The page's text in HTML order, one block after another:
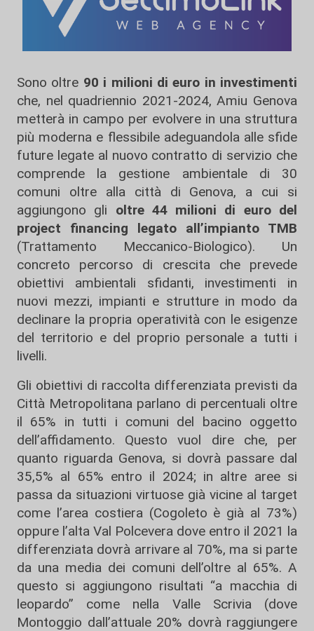
Sono oltre 90 i milioni di euro in investimenti
che, nel quadriennio 2021-2024, Amiu Genova
metterà in campo per evolvere in una struttura
più moderna e flessibile adeguandola alle sfide
future legate al nuovo contratto di servizio che
comprende la gestione ambientale di 30
comuni oltre alla città di Genova, a cui si
aggiungono gli oltre 44 milioni di euro del
project financing legato all’impianto TMB
(Trattamento Meccanico-Biologico). Un
concreto percorso di crescita che prevede
obiettivi ambientali sfidanti, investimenti in
nuovi mezzi, impianti e strutture in modo da
declinare la propria operatività con le esigenze
del territorio e del proprio personale a tutti i
livelli.
Gli obiettivi di raccolta differenziata previsti da
Città Metropolitana parlano di percentuali oltre
il 65% in tutti i comuni del bacino oggetto
dell’affidamento. Questo vuol dire che, per
quanto riguarda Genova, si dovrà passare dal
35,5% al 65% entro il 2024; in altre aree si
passa da situazioni virtuose già vicine al target
come l’area costiera (Cogoleto è già al 73%)
oppure l’alta Val Polcevera dove entro il 2021 la
differenziata dovrà arrivare al 70%, ma si parte
da una media dei comuni dell’oltre al 65%. A
questo si aggiungono risultati “a macchia di
leopardo” come nella Valle Scrivia (dove
Montoggio dall’attuale 20% dovrà raggiungere